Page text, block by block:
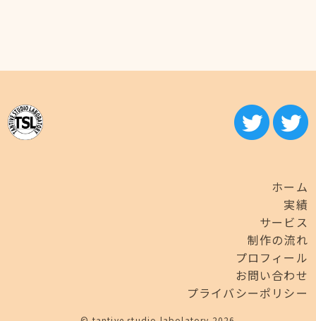
ホーム
実績
サービス
制作の流れ
プロフィール
お問い合わせ
プライバシーポリシー